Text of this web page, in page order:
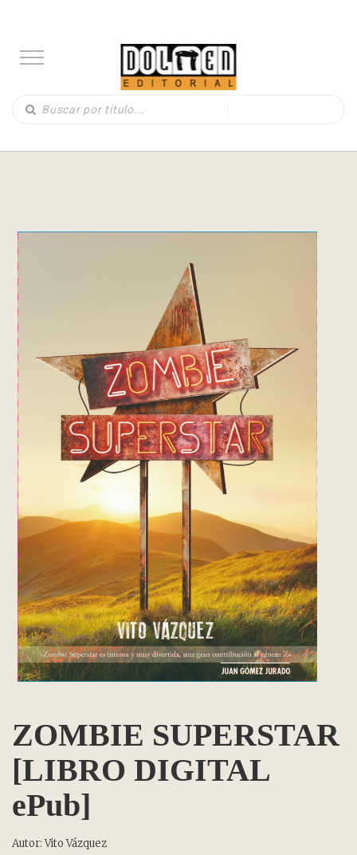
ZOMBIE SUPERSTAR
[LIBRO DIGITAL
ePub]
Autor: Vito Vázquez